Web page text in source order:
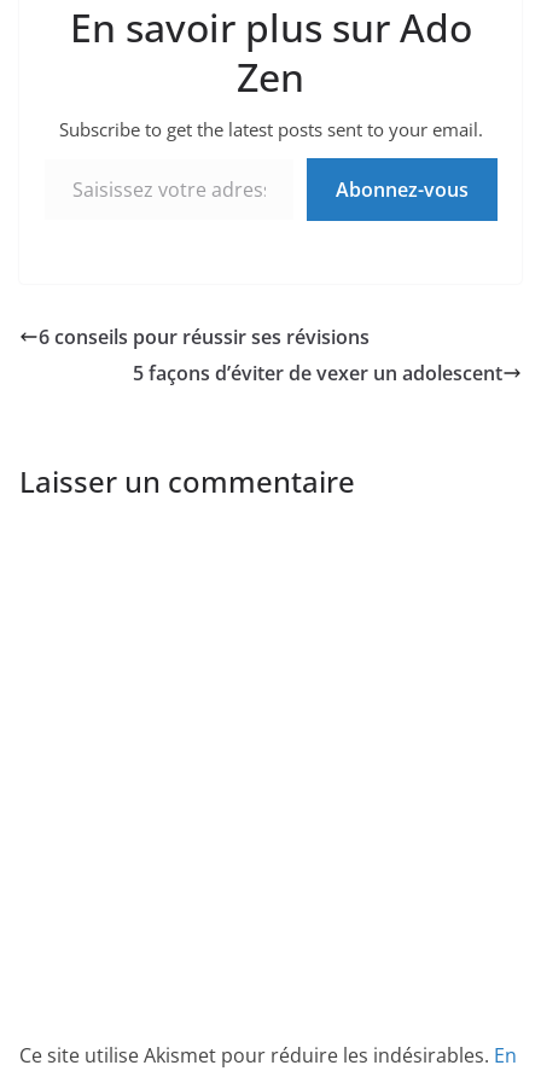
En savoir plus sur Ado
Zen
Subscribe to get the latest posts sent to your email.
Abonnez-vous
6 conseils pour réussir ses révisions
5 façons d’éviter de vexer un adolescent
Laisser un commentaire
Ce site utilise Akismet pour réduire les indésirables. En